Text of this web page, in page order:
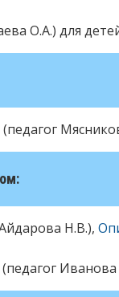
О.А.) для
(педагог
Н.В.),
(педагог